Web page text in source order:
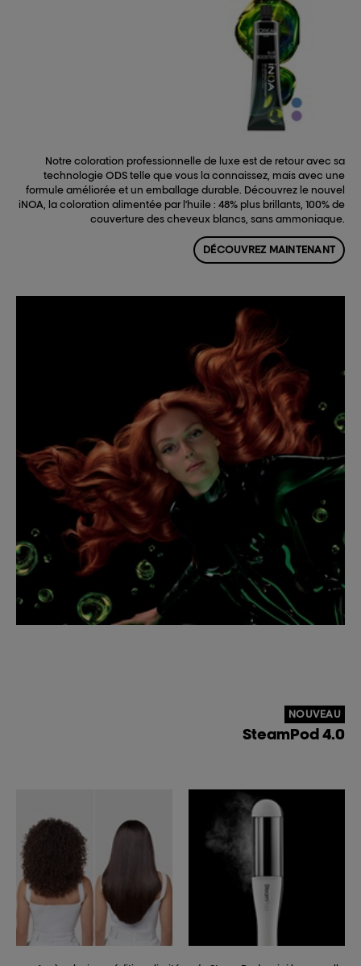
Notre coloration professionnelle de luxe est de retour avec sa
technologie ODS telle que vous la connaissez, mais avec une
formule améliorée et un emballage durable. Découvrez le nouvel
iNOA, la coloration alimentée par l'huile : 48% plus brillants, 100% de
couverture des cheveux blancs, sans ammoniaque.
DÉCOUVREZ MAINTENANT
NOUVEAU
SteamPod 4.0